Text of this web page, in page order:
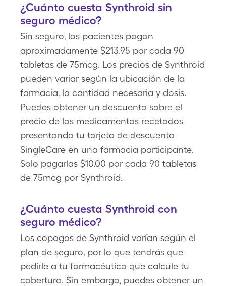
¿Cuánto cuesta Synthroid sin
seguro médico?
Sin seguro, los pacientes pagan
aproximadamente $213.95 por cada 90
tabletas de 75mcg. Los precios de Synthroid
pueden variar según la ubicación de la
farmacia, la cantidad necesaria y dosis.
Puedes obtener un descuento sobre el
precio de los medicamentos recetados
presentando tu tarjeta de descuento
SingleCare en una farmacia participante.
Solo pagarías $10.00 por cada 90 tabletas
de 75mcg por Synthroid.
¿Cuánto cuesta Synthroid con
seguro médico?
Los copagos de Synthroid varían según el
plan de seguro, por lo que tendrás que
pedirle a tu farmacéutico que calcule tu
cobertura. Sin embargo, puedes obtener un